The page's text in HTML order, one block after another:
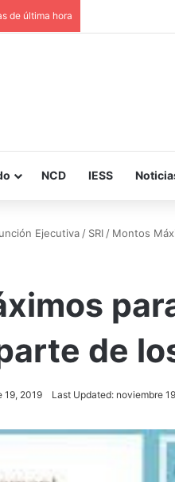
de última hora
NCD IESS
Ejecutiva / SRI / Montos
de
19, 2019 Last Updated: noviembre